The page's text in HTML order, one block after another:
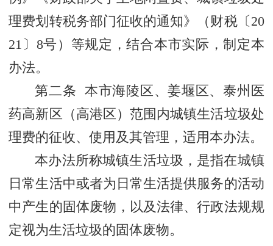
理费划转税务部门征收的通知》（财税〔20
21〕8号）等规定，结合本市实际，制定本
办法。
第二条 本市海陵区、姜堰区、泰州医
药高新区（高港区）范围内城镇生活垃圾处
理费的征收、使用及其管理，适用本办法。
本办法所称城镇生活垃圾，是指在城镇
日常生活中或者为日常生活提供服务的活动
中产生的固体废物，以及法律、行政法规规
定视为生活垃圾的固体废物。